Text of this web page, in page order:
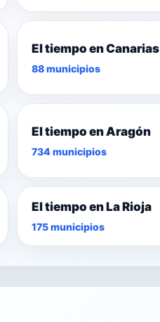
El tiempo en Canarias
88 municipios
El tiempo en Aragón
734 municipios
El tiempo en La Rioja
175 municipios